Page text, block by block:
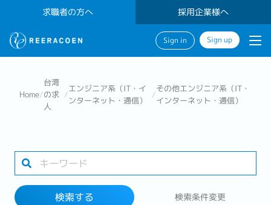
求職者の方へ 採用企業様へ
Sign in Sign up
勤務地
Home/
台湾
の求
人
/
エンジニア系（IT・イ
ンターネット・通信）
/
その他エンジニア系（IT・
インターネット・通信）
検索する 検索条件変更